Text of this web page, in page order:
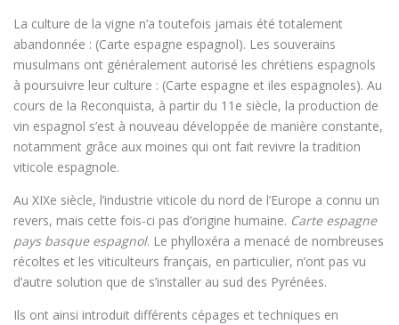
La culture de la vigne n’a toutefois jamais été totalement
abandonnée : (Carte espagne espagnol). Les souverains
musulmans ont généralement autorisé les chrétiens espagnols
à poursuivre leur culture : (Carte espagne et iles espagnoles). Au
cours de la Reconquista, à partir du 11e siècle, la production de
vin espagnol s’est à nouveau développée de manière constante,
notamment grâce aux moines qui ont fait revivre la tradition
viticole espagnole.
Au XIXe siècle, l’industrie viticole du nord de l’Europe a connu un
revers, mais cette fois-ci pas d’origine humaine. Carte espagne
pays basque espagnol. Le phylloxéra a menacé de nombreuses
récoltes et les viticulteurs français, en particulier, n’ont pas vu
d’autre solution que de s’installer au sud des Pyrénées.
Ils ont ainsi introduit différents cépages et techniques en